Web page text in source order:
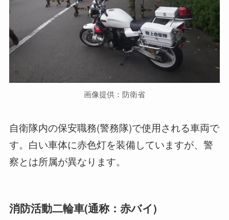
画像提供：防衛省
自衛隊内の保安職務(警務隊)で使用される車両で
す。白い車体に赤色灯を装備していますが、警
察とは所属が異なります。
消防活動二輪車(通称：赤バイ)